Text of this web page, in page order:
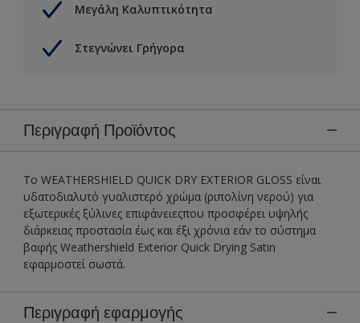
Μεγάλη Καλυπτικότητα
Στεγνώνει Γρήγορα
Περιγραφή Προϊόντος
Το WEATHERSHIELD QUICK DRY EXTERIOR GLOSS είναι
υδατοδιαλυτό γυαλιστερό χρώμα (ριπολίνη νερού) για
εξωτερικές ξύλινες επιφάνειεςπου προσφέρει υψηλής
διάρκειας προστασία έως και έξι χρόνια εάν το σύστημα
βαφής Weathershield Exterior Quick Drying Satin
εφαρμοστεί σωστά.
Περιγραφή εφαρμογής